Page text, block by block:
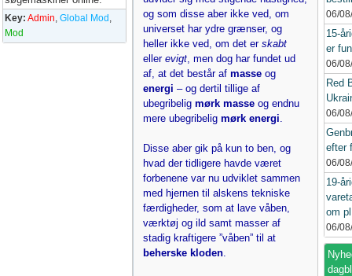
Key: Admin, Global Mod ,
Mod
og som disse aber ikke ved, om
universet har ydre grænser, og
heller ikke ved, om det er skabt
eller evigt, men dog har fundet ud
af, at det består af masse og
energi – og dertil tillige af
ubegribelig mørk masse og endnu
mere ubegribelig mørk energi.
Disse aber gik på kun to ben, og
hvad der tidligere havde været
forbenene var nu udviklet sammen
med hjernen til alskens tekniske
færdigheder, som at lave våben,
værktøj og ild samt masser af
stadig kraftigere ”våben” til at
beherske kloden.
06/
15-
er
06/
Red
06/
efter
06/
19-
om
06/